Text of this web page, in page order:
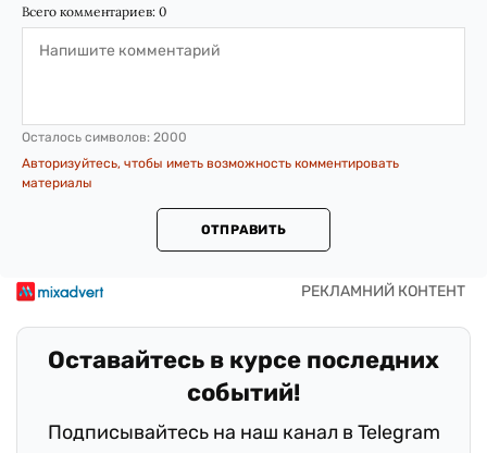
Всего комментариев: 0
Осталось символов: 2000
Авторизуйтесь, чтобы иметь возможность комментировать
материалы
ОТПРАВИТЬ
Оставайтесь в курсе последних
событий!
Подписывайтесь на наш канал в Telegram